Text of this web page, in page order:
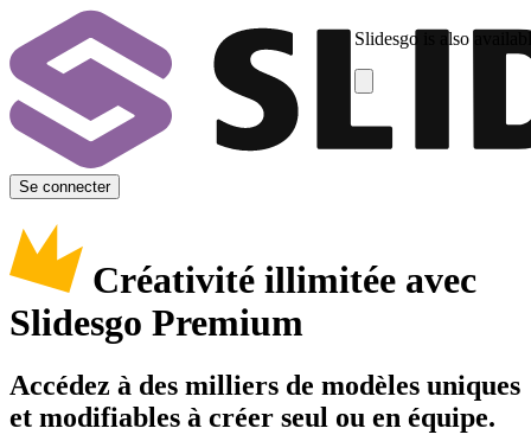
Slidesgo is also
Se connecter
Créativité illimitée avec
Slidesgo Premium
Accédez à des milliers de modèles uniques
et modifiables à créer seul ou en équipe.